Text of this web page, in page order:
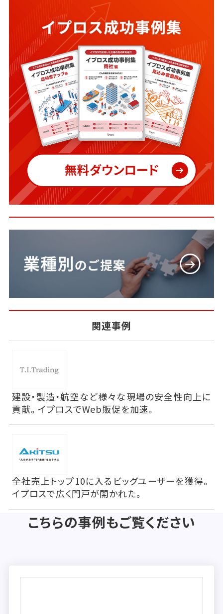
関連事例
建設・製造・航空など様々な現場の安全性向上に
貢献。イプロスでWeb販促を加速。
全社売上トップ10に入るビッグユーザーを獲得。
イプロスで広く門戸が開かれた。
こちらの事例もご覧ください